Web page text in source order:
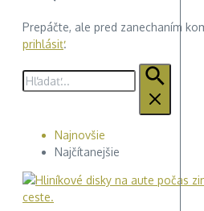
Prepáčte, ale pred zanechaním
prihlásiť.
Hľadať:
Najnovšie
Najčítanejšie